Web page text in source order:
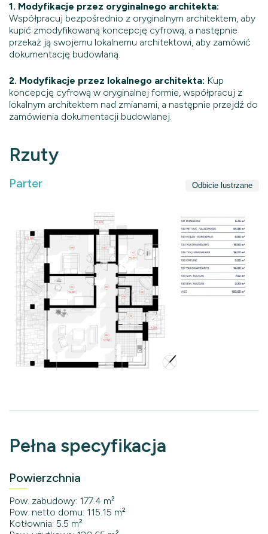
1. Modyfikacje przez oryginalnego architekta:
Współpracuj bezpośrednio z oryginalnym architektem, aby
kupić zmodyfikowaną koncepcję cyfrową, a następnie
przekaż ją swojemu lokalnemu architektowi, aby zamówić
dokumentację budowlaną.
2. Modyfikacje przez lokalnego architekta: Kup
koncepcję cyfrową w oryginalnej formie, współpracuj z
lokalnym architektem nad zmianami, a następnie przejdź do
zamówienia dokumentacji budowlanej.
Rzuty
Parter Odbicie lustrzane
Pełna specyfikacja
Powierzchnia
Pow. zabudowy: 177.4 m²
Pow. netto domu: 115.15 m²
Kotłownia: 5.5 m²